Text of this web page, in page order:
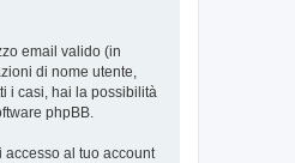
email valido (in
di nome utente,
i casi, hai la possibilità
phpBB.
al tuo account